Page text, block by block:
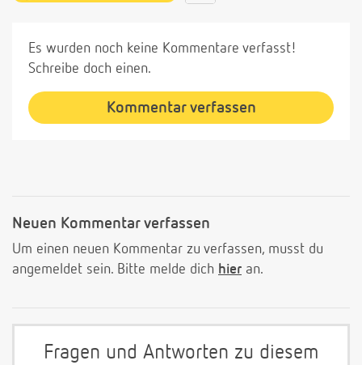
Es wurden noch keine Kommentare verfasst!
Schreibe doch einen.
Kommentar verfassen
Neuen Kommentar verfassen
Um einen neuen Kommentar zu verfassen, musst du
angemeldet sein. Bitte melde dich hier an.
Fragen und Antworten zu diesem